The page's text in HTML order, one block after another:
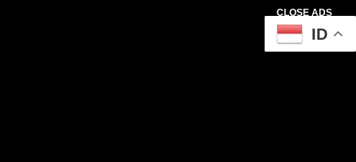
CLOSE ADS
ID